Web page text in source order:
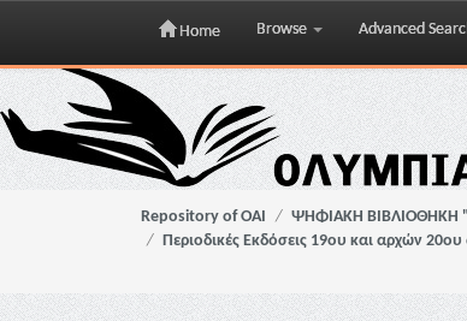
Skip
navigation
Home Browse Advanced
Repository of OAI ΨΗΦΙΑΚΗ ΒΙΒΛΙΟΘΗΚΗ
Περιοδικές Εκδόσεις 19ου και αρχών